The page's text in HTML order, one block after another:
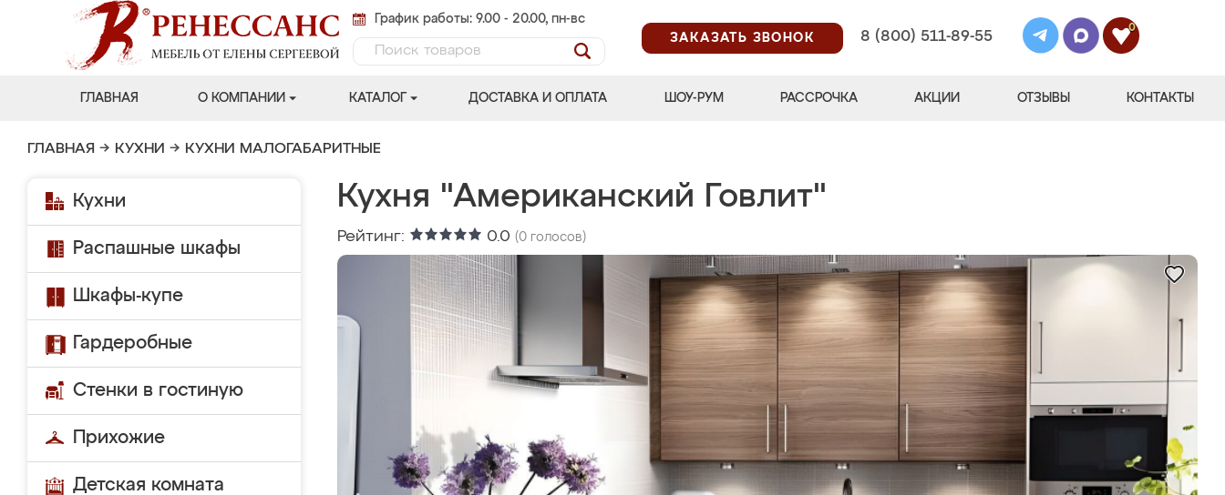
График работы: 9.00 - 20.00, пн-вс
ЗАКАЗАТЬ ЗВОНОК
8 (800) 511-89-55
0
ГЛАВНАЯ О КОМПАНИИ КАТАЛОГ ДОСТАВКА И ОПЛАТА ШОУ-РУМ РАССРОЧКА АКЦИИ ОТЗЫВЫ КОНТАКТЫ
ГЛАВНАЯ → КУХНИ → КУХНИ МАЛОГАБАРИТНЫЕ
Кухни
Распашные шкафы
Шкафы-купе
Гардеробные
Стенки в гостиную
Прихожие
Детская комната
Кухня "Американский Говлит"
Рейтинг: 0.0 (0 голосов)